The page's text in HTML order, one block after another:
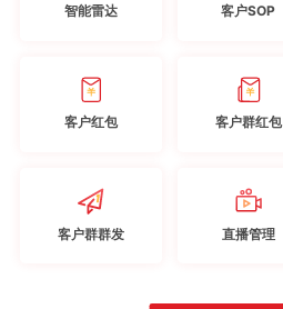
智能雷达 客户SOP
客户红包 客户群红包
客户群群发 直播管理